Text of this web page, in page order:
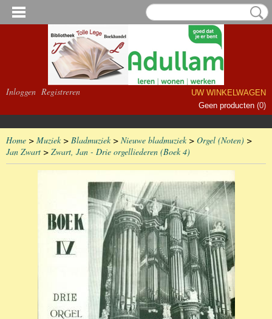
Inloggen Registreren
UW WINKELWAGEN
Geen producten (0)
Home > Muziek> Bladmuziek> Nieuwe bladmuziek> Orgel (Noten) >
Jan Zwart > Zwart, Jan - Drie orgelliederen (Boek 4)